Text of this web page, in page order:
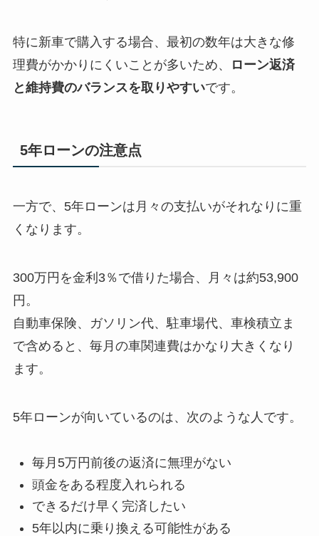
特に新車で購入する場合、最初の数年は大きな修
理費がかかりにくいことが多いため、
ローン返済
と維持費のバランスを取りやすいです。
5年ローンの注意点
一方で、5年ローンは月々の支払いがそれなりに重
くなります。
300万円を金利3％で借りた場合、月々は約53,900
円。
自動車保険、ガソリン代、駐車場代、車検積立ま
で含めると、毎月の車関連費はかなり大きくなり
ます。
5年ローンが向いているのは、次のような人です。
毎月5万円前後の返済に無理がない
頭金をある程度入れられる
できるだけ早く完済したい
5年以内に乗り換える可能性がある